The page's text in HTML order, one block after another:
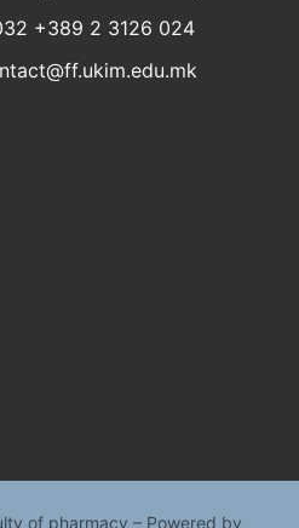
+389 2 3126 024
of pharmacy – Powered by